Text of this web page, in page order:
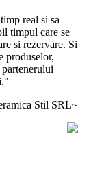
real si sa
timpul care se
si rezervare. Si
produselor,
Stil SRL~